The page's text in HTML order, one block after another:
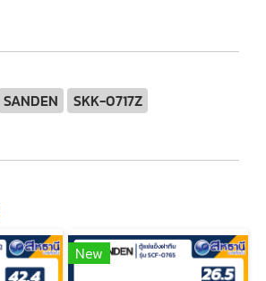
SANDEN SKK-0717Z
New